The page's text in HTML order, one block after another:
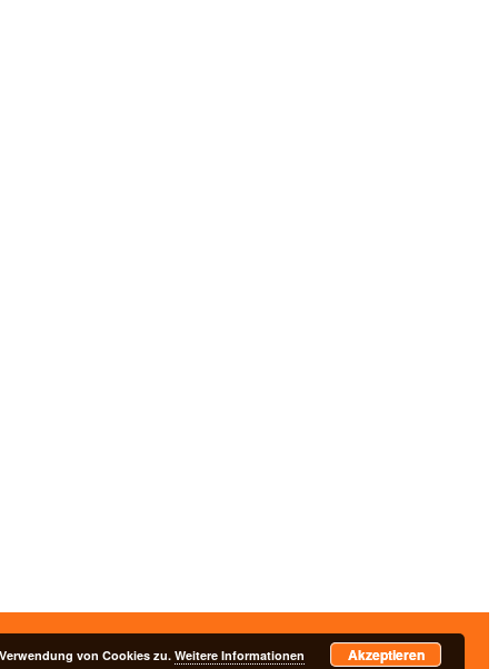
von Cookies zu. Weitere Informationen Akzeptieren